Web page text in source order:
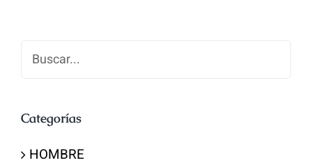
Buscar
Categorías
HOMBRE